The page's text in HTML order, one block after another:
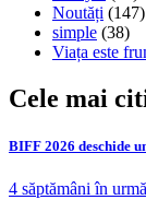
Noutăți (147)
simple (38)
Viața este
Cele mai
BIFF 2026 deschide
4 săptămâni în urmă